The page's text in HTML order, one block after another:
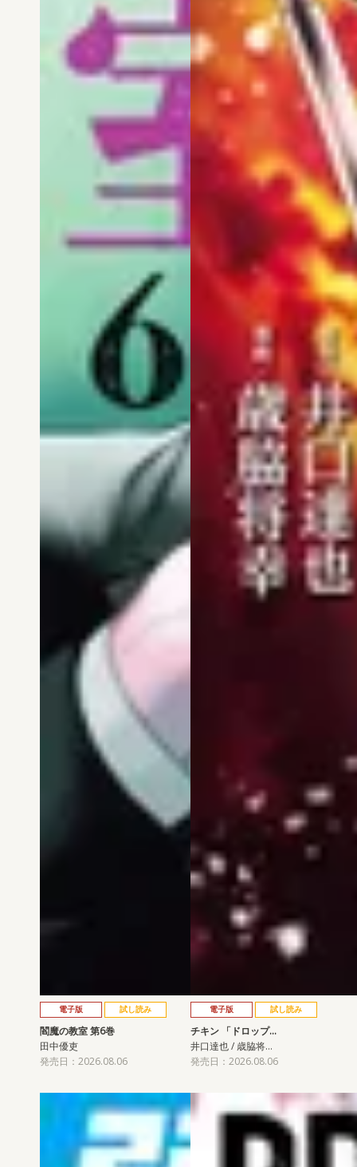
電子版 試し読み
閻魔の教室 第6巻
田中優吏
発売日：2026.08.06
電子版 試し読み
チキン 「ドロップ…
井口達也 / 歳脇将…
発売日：2026.08.06